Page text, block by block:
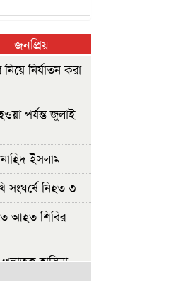
জনপ্রিয়
নির্যাতন করা
পর্যন্ত জুলাই
ইসলাম
সংঘর্ষে নিহত ৩
আহত শিবির
হাসিনা